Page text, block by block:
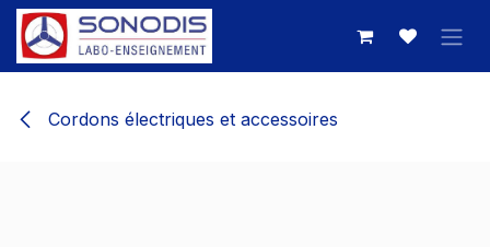
Se rendre au contenu
Cordons électriques et accessoires